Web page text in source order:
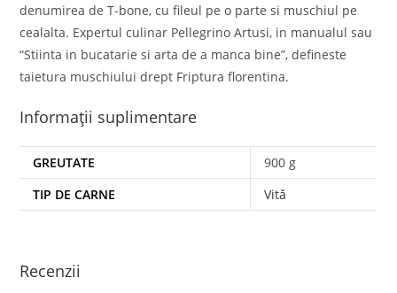
denumirea de T-bone, cu fileul pe o parte si muschiul pe
cealalta. Expertul culinar Pellegrino Artusi, in manualul sau
“Stiinta in bucatarie si arta de a manca bine”, defineste
taietura muschiului drept Friptura florentina.
Informații suplimentare
GREUTATE
900 g
TIP DE CARNE
Vită
Recenzii